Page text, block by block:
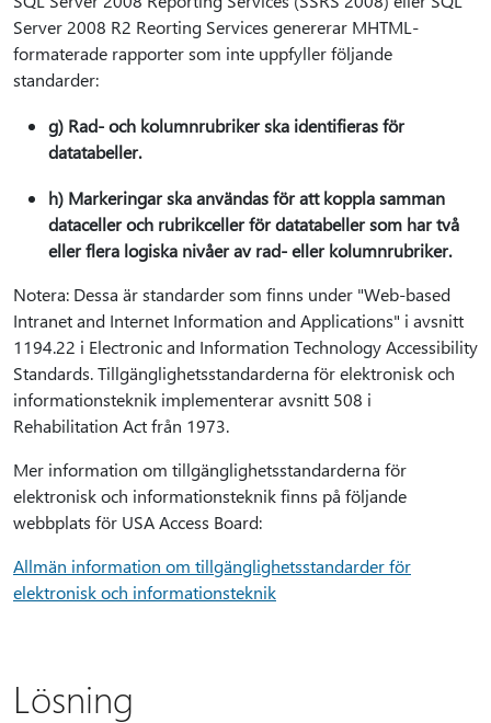
Server 2008 R2 Reorting Services genererar MHTML-
formaterade rapporter som inte uppfyller följande
standarder:
g) Rad- och kolumnrubriker ska identifieras för
datatabeller.
h) Markeringar ska användas för att koppla samman
dataceller och rubrikceller för datatabeller som har två
eller flera logiska nivåer av rad- eller kolumnrubriker.
Notera: Dessa är standarder som finns under "Web-based
Intranet and Internet Information and Applications" i avsnitt
1194.22 i Electronic and Information Technology Accessibility
Standards. Tillgänglighetsstandarderna för elektronisk och
informationsteknik implementerar avsnitt 508 i
Rehabilitation Act från 1973.
Mer information om tillgänglighetsstandarderna för
elektronisk och informationsteknik finns på följande
webbplats för USA Access Board:
Allmän information om tillgänglighetsstandarder för
elektronisk och informationsteknik
Lösning